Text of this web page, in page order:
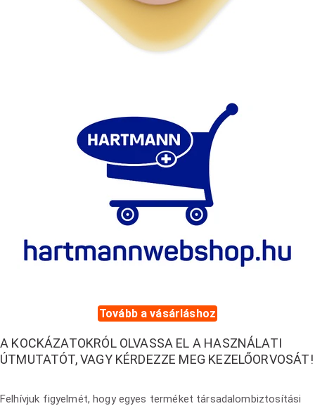
Tovább a vásárláshoz
A KOCKÁZATOKRÓL OLVASSA EL A HASZNÁLATI
ÚTMUTATÓT, VAGY KÉRDEZZE MEG KEZELŐORVOSÁT!
Felhívjuk figyelmét, hogy egyes terméket társadalombiztosítási